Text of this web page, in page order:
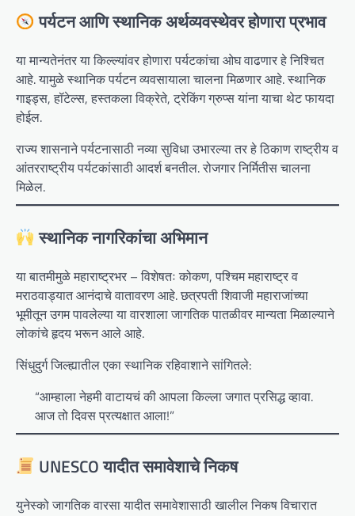
पर्यटन आणि स्थानिक अर्थव्यवस्थेवर होणारा प्रभाव
या मान्यतेनंतर या किल्ल्यांवर होणारा पर्यटकांचा ओघ वाढणार हे निश्चित
आहे. यामुळे स्थानिक पर्यटन व्यवसायाला चालना मिळणार आहे. स्थानिक
गाइड्स, हॉटेल्स, हस्तकला विक्रेते, ट्रेकिंग ग्रुप्स यांना याचा थेट फायदा
होईल.
राज्य शासनाने पर्यटनासाठी नव्या सुविधा उभारल्या तर हे ठिकाण राष्ट्रीय व
आंतरराष्ट्रीय पर्यटकांसाठी आदर्श बनतील. रोजगार निर्मितीस चालना
मिळेल.
स्थानिक नागरिकांचा अभिमान
या बातमीमुळे महाराष्ट्रभर – विशेषतः कोकण, पश्चिम महाराष्ट्र व
मराठवाड्यात आनंदाचे वातावरण आहे. छत्रपती शिवाजी महाराजांच्या
भूमीतून उगम पावलेल्या या वारशाला जागतिक पातळीवर मान्यता मिळाल्याने
लोकांचे हृदय भरून आले आहे.
सिंधुदुर्ग जिल्ह्यातील एका स्थानिक रहिवाशाने सांगितले:
“आम्हाला नेहमी वाटायचं की आपला किल्ला जगात प्रसिद्ध व्हावा.
आज तो दिवस प्रत्यक्षात आला!”
UNESCO यादीत समावेशाचे निकष
युनेस्को जागतिक वारसा यादीत समावेशासाठी खालील निकष विचारात